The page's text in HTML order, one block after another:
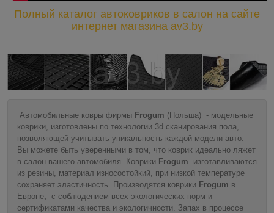
Полный каталог автоковриков в салон на сайте
интернет магазина av3.by
Автомобильные ковры фирмы Frogum (Польша) - модельные
коврики, изготовлены по технологии 3d сканирования пола,
позволяющей учитывать уникальность каждой модели авто.
Вы можете быть уверенными в том, что коврик идеально ляжет
в салон вашего автомобиля. Коврики Frogum изготавливаются
из резины, материал износостойкий, при низкой температуре
сохраняет эластичность. Производятся коврики Frogum в
Европе, с соблюдением всех экологических норм и
сертификатами качества и экологичности. Запах в процессе